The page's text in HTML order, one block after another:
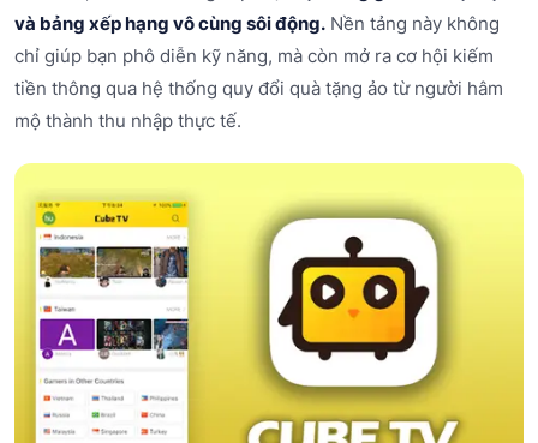
và bảng xếp hạng vô cùng sôi động. Nền tảng này không
chỉ giúp bạn phô diễn kỹ năng, mà còn mở ra cơ hội kiếm
tiền thông qua hệ thống quy đổi quà tặng ảo từ người hâm
mộ thành thu nhập thực tế.